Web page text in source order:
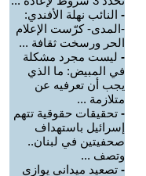
- النائب نهلة الأفندي:
-المدى- كرّست الإعلام
الحر ورسخت ثقافة ...
- ليست مجرد مشكلة
في المبيض: ما الذي
يجب أن تعرفيه عن
متلازمة ...
- تحقيقات حقوقية تتهم
إسرائيل باستهداف
صحفيتين في لبنان..
وتصف ...
- تصعيد ميداني يوازي